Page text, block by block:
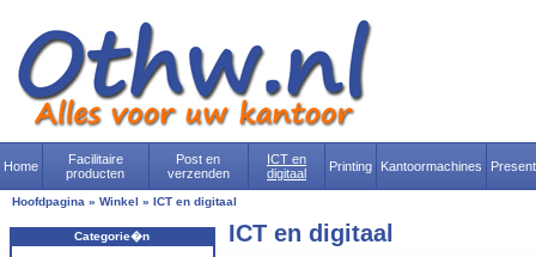
Home
Facilitaire
producten
Post en
verzenden
ICT en
digitaal
Printing Kantoormachines
Hoofdpagina » Winkel » ICT en digitaal
Categorie�n ICT en digitaal